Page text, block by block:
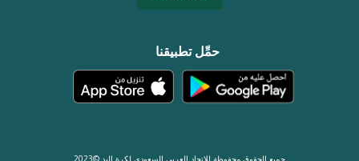
حمِّل تطبيقنا
جميع الحقوق محفوظة للاتحاد العربي السعودي لكرة اليد ©2023